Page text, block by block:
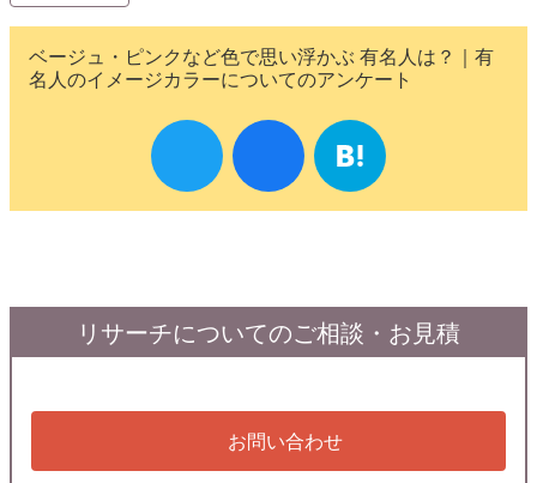
ベージュ・ピンクなど色で思い浮かぶ 有名人は？｜有
名人のイメージカラーについてのアンケート
リサーチについてのご相談・お見積
お問い合わせ